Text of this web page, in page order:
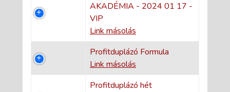
AKADÉMIA - 2024 01 17 -
VIP
Link másolás
Profitduplázó Formula
Link másolás
Profitduplázó hét